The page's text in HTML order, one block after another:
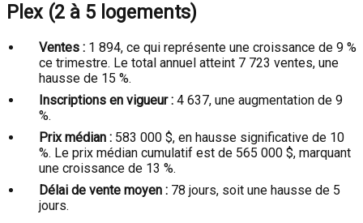
Plex (2 à 5 logements)
Ventes : 1 894, ce qui représente une croissance de 9 %
ce trimestre. Le total annuel atteint 7 723 ventes, une
hausse de 15 %.
Inscriptions en vigueur : 4 637, une augmentation de 9
%.
Prix médian : 583 000 $, en hausse significative de 10
%. Le prix médian cumulatif est de 565 000 $, marquant
une croissance de 13 %.
Délai de vente moyen : 78 jours, soit une hausse de 5
jours.